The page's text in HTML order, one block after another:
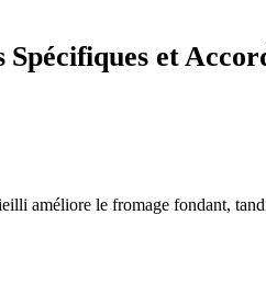
et
améliore le fromage fondant,